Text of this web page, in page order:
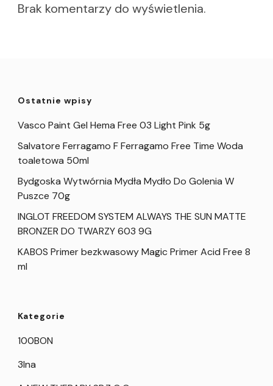
Brak komentarzy do wyświetlenia.
Ostatnie wpisy
Vasco Paint Gel Hema Free 03 Light Pink 5g
Salvatore Ferragamo F Ferragamo Free Time Woda
toaletowa 50ml
Bydgoska Wytwórnia Mydła Mydło Do Golenia W
Puszce 70g
INGLOT FREEDOM SYSTEM ALWAYS THE SUN MATTE
BRONZER DO TWARZY 603 9G
KABOS Primer bezkwasowy Magic Primer Acid Free 8
ml
Kategorie
100BON
3Ina